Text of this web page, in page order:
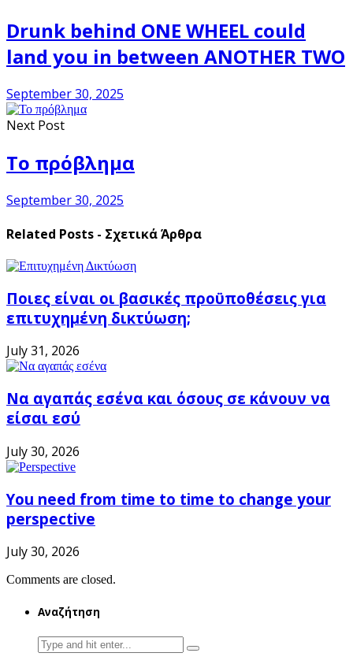
Drunk behind ONE WHEEL could
land you in between ANOTHER TWO
September 30, 2025
Next Post
Το πρόβλημα
September 30, 2025
Related Posts - Σχετικά Άρθρα
Ποιες είναι οι βασικές προϋποθέσεις για
επιτυχημένη δικτύωση;
July 31, 2026
Να αγαπάς εσένα και όσους σε κάνουν να
είσαι εσύ
July 30, 2026
You need from time to time to change your
perspective
July 30, 2026
Comments are closed.
Αναζήτηση
Search
for: